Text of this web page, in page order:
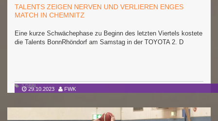
29.10.2023 FWK
TALENTS ZEIGEN NERVEN UND VERLIEREN ENGES
MATCH IN CHEMNITZ
Eine kurze Schwächephase zu Beginn des letzten Viertels kostete
die Talents BonnRhöndorf am Samstag in der TOYOTA 2. D
2.DBBL